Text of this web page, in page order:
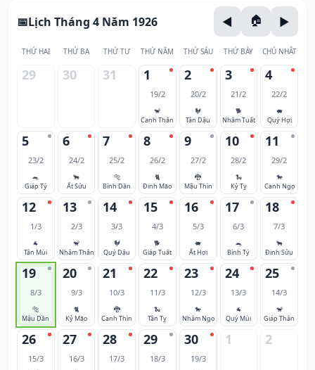
Lịch Tháng 4 Năm 1926
THỨ HAI THỨ BA THỨ TƯ THỨ NĂM THỨ SÁU THỨ BẢY CHỦ NHẬT
29 30 31 1
19/2
🐒
Canh Thân
2
20/2
🐓
Tân Dậu
3
21/2
🐕
Nhâm Tuất
4
22/2
🐖
Quý Hợi
5
23/2
🐀
Giáp Tý
6
24/2
🐂
Ất Sửu
7
25/2
🐅
Bính Dần
8
26/2
🐈
Đinh Mão
9
27/2
🐉
Mậu Thìn
10
28/2
🐍
Kỷ Tỵ
11
29/2
🐎
Canh Ngọ
12
1/3
🐐
Tân Mùi
13
2/3
🐒
Nhâm Thân
14
3/3
🐓
Quý Dậu
15
4/3
🐕
Giáp Tuất
16
5/3
🐖
Ất Hợi
17
6/3
🐀
Bính Tý
18
7/3
🐂
Đinh Sửu
19
8/3
🐅
Mậu Dần
20
9/3
🐈
Kỷ Mão
21
10/3
🐉
Canh Thìn
22
11/3
🐍
Tân Tỵ
23
12/3
🐎
Nhâm Ngọ
24
13/3
🐐
Quý Mùi
25
14/3
🐒
Giáp Thân
26
15/3
27
16/3
28
17/3
29
18/3
30
19/3
1 2